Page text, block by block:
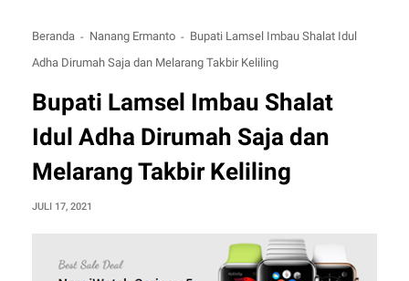
Beranda Nanang Ermanto
Bupati Lamsel Imbau Shalat Idul
Adha Dirumah Saja dan Melarang Takbir Keliling
Bupati Lamsel Imbau Shalat
Idul Adha Dirumah Saja dan
Melarang Takbir Keliling
JULI 17, 2021